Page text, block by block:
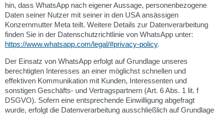
hin, dass WhatsApp nach eigener Aussage, personenbezogene
Daten seiner Nutzer mit seiner in den USA ansässigen
Konzernmutter Meta teilt. Weitere Details zur Datenverarbeitung
finden Sie in der Datenschutzrichtlinie von WhatsApp unter:
https://www.whatsapp.com/legal/#privacy-policy.
Der Einsatz von WhatsApp erfolgt auf Grundlage unseres
berechtigten Interesses an einer möglichst schnellen und
effektiven Kommunikation mit Kunden, Interessenten und
sonstigen Geschäfts- und Vertragspartnern (Art. 6 Abs. 1 lit. f
DSGVO). Sofern eine entsprechende Einwilligung abgefragt
wurde, erfolgt die Datenverarbeitung ausschließlich auf Grundlage